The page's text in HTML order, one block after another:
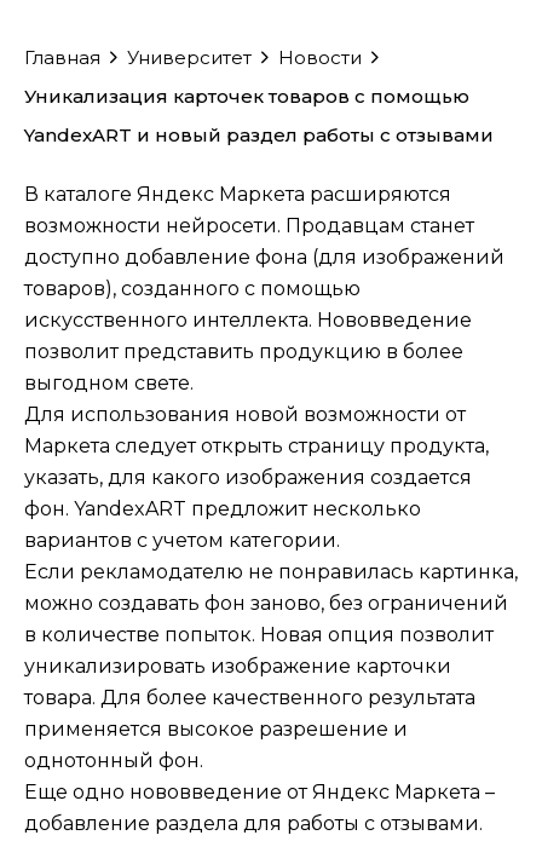
Главная Университет
Новости
Уникализация карточек товаров с помощью
YandexART и новый раздел работы с отзывами
В каталоге Яндекс Маркета расширяются
возможности нейросети. Продавцам станет
доступно добавление фона (для изображений
товаров), созданного с помощью
искусственного интеллекта. Нововведение
позволит представить продукцию в более
выгодном свете.
Для использования новой возможности от
Маркета следует открыть страницу продукта,
указать, для какого изображения создается
фон. YandexART предложит несколько
вариантов с учетом категории.
Если рекламодателю не понравилась картинка,
можно создавать фон заново, без ограничений
в количестве попыток. Новая опция позволит
уникализировать изображение карточки
товара. Для более качественного результата
применяется высокое разрешение и
однотонный фон.
Еще одно нововведение от Яндекс Маркета –
добавление раздела для работы с отзывами.